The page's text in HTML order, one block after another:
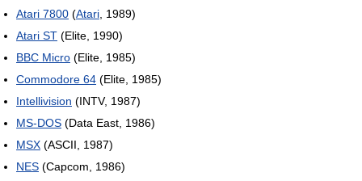
Atari 7800 (Atari, 1989)
Atari ST (Elite, 1990)
BBC Micro (Elite, 1985)
Commodore 64 (Elite, 1985)
Intellivision (INTV, 1987)
MS-DOS (Data East, 1986)
MSX (ASCII, 1987)
NES (Capcom, 1986)